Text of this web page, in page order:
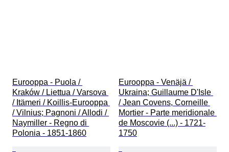
Eurooppa - Puola /
Kraków / Liettua / Varsova
/ Itämeri / Koillis-Eurooppa
/ Vilnius; Pagnoni / Allodi /
Naymiller - Regno di
Polonia - 1851-1860
Eurooppa - Venäjä /
Ukraina; Guillaume D'Isle
/ Jean Covens, Corneille
Mortier - Parte meridionale
de Moscovie (...) - 1721-
1750